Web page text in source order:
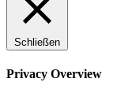
Schließen
Privacy Overview